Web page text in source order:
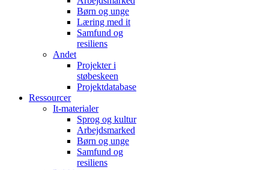
Børn og unge
Læring med it
Samfund og
resiliens
Andet
Projekter i
støbeskeen
Projektdatabase
Ressourcer
It-materialer
Sprog og kultur
Arbejdsmarked
Børn og unge
Samfund og
resiliens